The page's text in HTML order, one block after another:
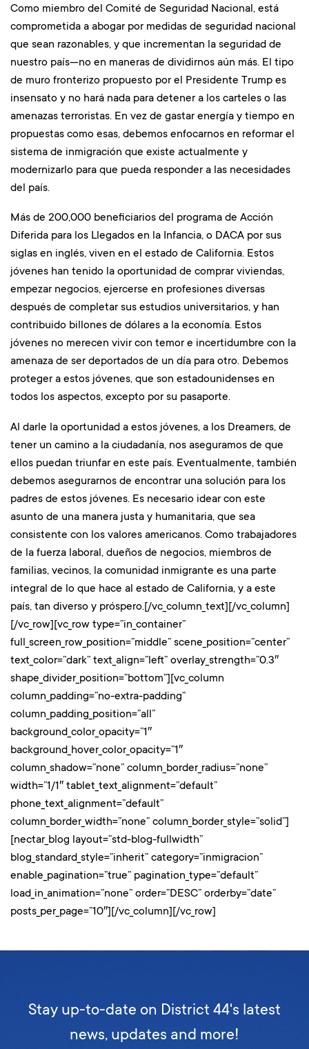
Como miembro del Comité de Seguridad Nacional, está
comprometida a abogar por medidas de seguridad nacional
que sean razonables, y que incrementan la seguridad de
nuestro país—no en maneras de dividirnos aún más. El tipo
de muro fronterizo propuesto por el Presidente Trump es
insensato y no hará nada para detener a los carteles o las
amenazas terroristas. En vez de gastar energía y tiempo en
propuestas como esas, debemos enfocarnos en reformar el
sistema de inmigración que existe actualmente y
modernizarlo para que pueda responder a las necesidades
del país.
Más de 200,000 beneficiarios del programa de Acción
Diferida para los Llegados en la Infancia, o DACA por sus
siglas en inglés, viven en el estado de California. Estos
jóvenes han tenido la oportunidad de comprar viviendas,
empezar negocios, ejercerse en profesiones diversas
después de completar sus estudios universitarios, y han
contribuido billones de dólares a la economía. Estos
jóvenes no merecen vivir con temor e incertidumbre con la
amenaza de ser deportados de un día para otro. Debemos
proteger a estos jóvenes, que son estadounidenses en
todos los aspectos, excepto por su pasaporte.
Al darle la oportunidad a estos jóvenes, a los Dreamers, de
tener un camino a la ciudadanía, nos aseguramos de que
ellos puedan triunfar en este país. Eventualmente, también
debemos asegurarnos de encontrar una solución para los
padres de estos jóvenes. Es necesario idear con este
asunto de una manera justa y humanitaria, que sea
consistente con los valores americanos. Como trabajadores
de la fuerza laboral, dueños de negocios, miembros de
familias, vecinos, la comunidad inmigrante es una parte
integral de lo que hace al estado de California, y a este
país, tan diverso y próspero.[/vc_column_text][/vc_column]
[/vc_row][vc_row type=”in_container”
full_screen_row_position=”middle” scene_position=”center”
text_color=”dark” text_align=”left” overlay_strength=”0.3″
shape_divider_position=”bottom”][vc_column
column_padding=”no-extra-padding”
column_padding_position=”all”
background_color_opacity=”1″
background_hover_color_opacity=”1″
column_shadow=”none” column_border_radius=”none”
width=”1/1″ tablet_text_alignment=”default”
phone_text_alignment=”default”
column_border_width=”none” column_border_style=”solid”]
[nectar_blog layout=”std-blog-fullwidth”
blog_standard_style=”inherit” category=”inmigracion”
enable_pagination=”true” pagination_type=”default”
load_in_animation=”none” order=”DESC” orderby=”date”
posts_per_page=”10″][/vc_column][/vc_row]
Stay up-to-date on District 44's latest
news, updates and more!